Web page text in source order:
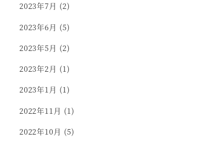
2023年7月 (2)
2023年6月 (5)
2023年5月 (2)
2023年2月 (1)
2023年1月 (1)
2022年11月 (1)
2022年10月 (5)